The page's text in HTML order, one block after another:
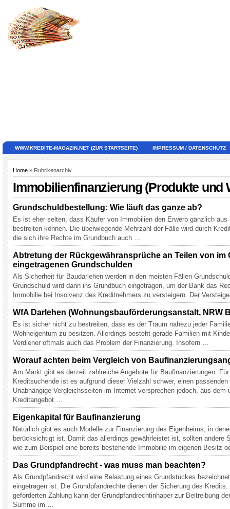
WWW.KREDITE-MAGAZIN.NET (ZUR STARTSEITE) IMPRESSUM / DATENSCHUTZ
Home » Rubrikenarchiv
Immobilienfinanzierung (Produkte und
Grundschuldbestellung: Wie läuft das ganze ab?
Es ist eher selten, dass Käufer von Immobilien den Erwerb gänzlich aus
bestreiten können. Die überwiegende Mehrzahl der Fälle wird durch
die sich ihre Rechte im Grundbuch auch …
Abtretung der Rückgewähransprüche an Teilen von im
eingetragenen Grundschulden
Als Sicherheit für Baudarlehen werden in den meisten Fällen
Grundschuld wird dann ins Grundbuch eingetragen, um der Bank das
Immobilie bei Insolvenz des Kreditnehmers zu versteigern. Der
WfA Darlehen (Wohnungsbauförderungsanstalt, NRW
Es ist sicher nicht zu bestreiten, dass es der Traum nahezu jeder
Wohneigentum zu besitzen. Allerdings besteht gerade Familien mit
Verdiener oftmals auch das Problem der Finanzierung. Insofern …
Worauf achten beim Vergleich von
Am Markt gibt es derzeit zahlreiche Angebote für Baufinanzierungen.
Kreditsuchende ist es aufgrund dieser Vielzahl schwer, einen
Unabhängige Vergleichsseiten im Internet versprechen jedoch, aus dem
Kreditangebot …
Eigenkapital für Baufinanzierung
Natürlich gibt es auch Modelle zur Finanzierung des Eigenheims, in
berücksichtigt ist. Damit das allerdings gewährleistet ist, sollten andere
wie zum Beispiel eine bereits bestehende Immobilie im eigenen Besitz
Das Grundpfandrecht - was muss man beachten?
Als Grundpfandrecht wird eine Belastung eines Grundstückes
eingetragen ist. Die Grundpfandrechte dienen der Sicherung des
geforderten Zahlung kann der Grundpfandrechtinhaber zur Beitreibung
Summe im …